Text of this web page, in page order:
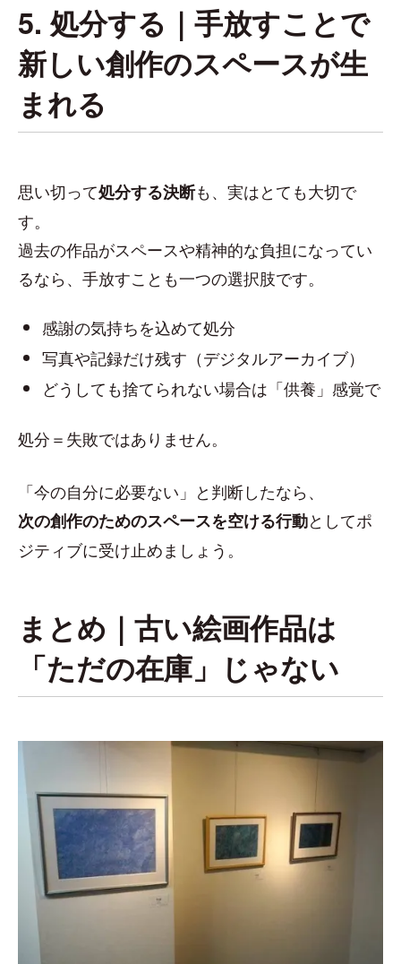
5. 処分する｜手放すことで
新しい創作のスペースが生
まれる
思い切って処分する決断も、実はとても大切で
す。
過去の作品がスペースや精神的な負担になってい
るなら、手放すことも一つの選択肢です。
感謝の気持ちを込めて処分
写真や記録だけ残す（デジタルアーカイブ）
どうしても捨てられない場合は「供養」感覚で
処分＝失敗ではありません。
「今の自分に必要ない」と判断したなら、
次の創作のためのスペースを空ける行動としてポ
ジティブに受け止めましょう。
まとめ｜古い絵画作品は
「ただの在庫」じゃない